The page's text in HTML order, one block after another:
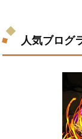
人気ブログ